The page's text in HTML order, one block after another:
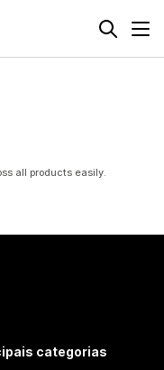
all products easily.
categorias